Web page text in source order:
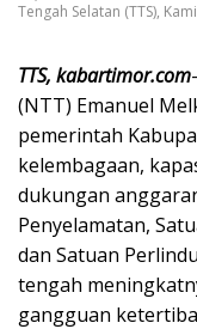
Tengah Selatan (TTS),
TTS, kabartimor.com
(NTT) Emanuel
pemerintah
kelembagaan,
dukungan
Penyelamatan,
dan Satuan
tengah
gangguan